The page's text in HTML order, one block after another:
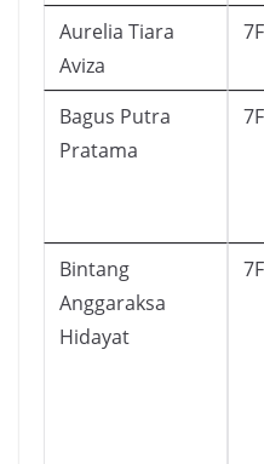
Aurelia Tiara
Aviza
7F
Bagus Putra
Pratama
7F
Bintang
Anggaraksa
Hidayat
7F